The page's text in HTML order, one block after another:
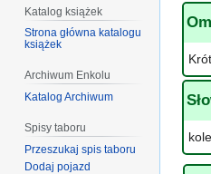
Katalog książek
Strona główna katalogu
książek
Archiwum Enkolu
Katalog Archiwum
Spisy taboru
Przeszukaj spis taboru
Dodaj pojazd